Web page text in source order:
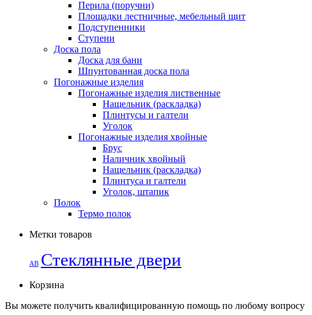
Перила (поручни)
Площадки лестничные, мебельный щит
Подступенники
Ступени
Доска пола
Доска для бани
Шпунтованная доска пола
Погонажные изделия
Погонажные изделия лиственные
Нащельник (раскладка)
Плинтусы и галтели
Уголок
Погонажные изделия хвойные
Брус
Наличник хвойный
Нащельник (раскладка)
Плинтуса и галтели
Уголок, штапик
Полок
Термо полок
Метки товаров
АВ Стеклянные двери
Корзина
Вы можете получить квалифицированную помощь по любому вопросу